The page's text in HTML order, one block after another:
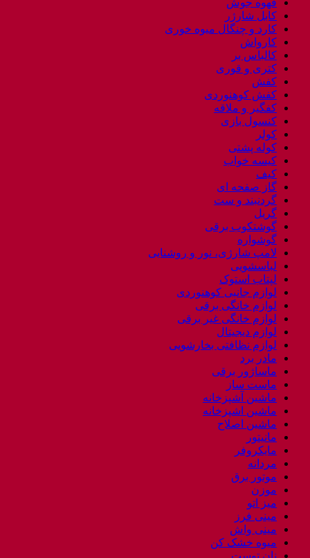
کابل شارژر
کارد و چنگال میوه خوری
کارواش
کالباس بر
کتری و قوری
کفش
کفش کوهنوردی
کفگیر و ملاقه
کنسول بازی
کولر
کوله پشتی
کیسه خواب
کیف
گاز صفحه ای
گردنبند و ست
گریل
گوشتکوب برقی
گوشواره
لامپ شارژی، نور و روشنایی
لباسشویی
لپتاب استوک
لوازم جانبی کوهنوردی
لوازم خانگی برقی
لوازم خانگی غیر برقی
لوازم دیجیتال
لوازم نظافتی بخارشویی
مادر برد
ماساژور برقی
ماست ساز
ماشین آشپزخانه
ماشین اشپزخانه
ماشین اصلاح
مانیتور
مایکروفر
مردانه
موتور برق
موزن
میز اتو
مینی فرز
مینی واش
میوه خشک کن
نان توست